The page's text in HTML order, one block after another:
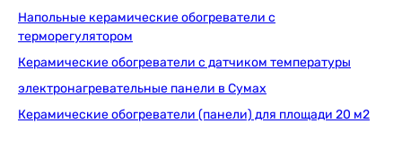
Stinex Ceramic 250/220 Towel Black
Напольные керамические обогреватели с
терморегулятором
Керамические обогреватели с датчиком температуры
электронагревательные панели в Сумах
Керамические обогреватели (панели) для площади 20 м2